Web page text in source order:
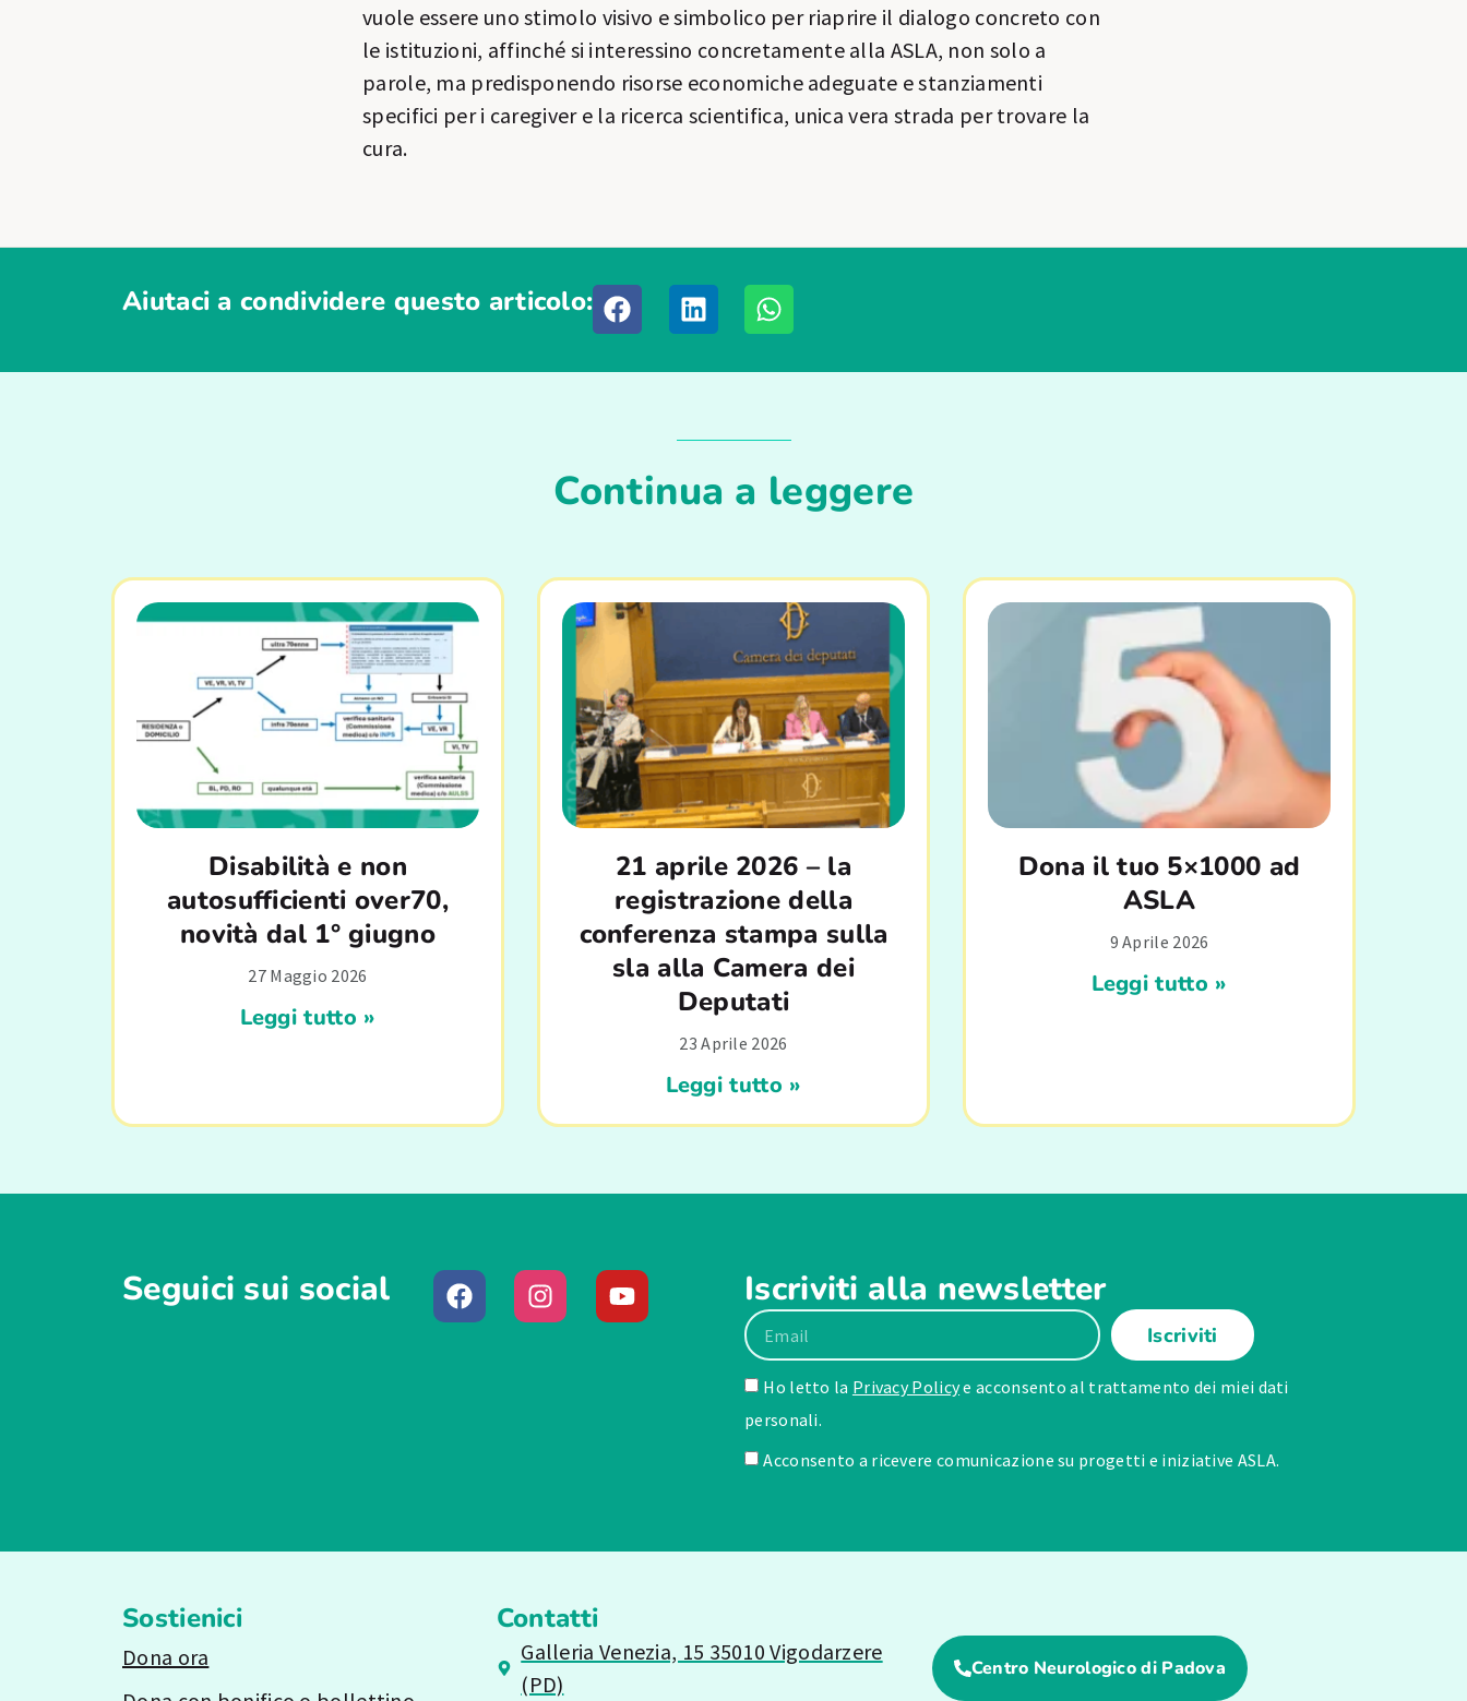
vuole essere uno stimolo visivo e simbolico per riaprire il dialogo concreto con
le istituzioni, affinché si interessino concretamente alla ASLA, non solo a
parole, ma predisponendo risorse economiche adeguate e stanziamenti
specifici per i caregiver e la ricerca scientifica, unica vera strada per trovare la
cura.
Aiutaci a condividere questo articolo:
Continua a leggere
Disabilità e non
autosufficienti over70,
novità dal 1° giugno
27 Maggio 2026
Leggi tutto »
21 aprile 2026 – la
registrazione della
conferenza stampa sulla
sla alla Camera dei
Deputati
23 Aprile 2026
Leggi tutto »
Dona il tuo 5×1000 ad
ASLA
9 Aprile 2026
Leggi tutto »
Seguici sui social Iscriviti alla newsletter
Ho letto la Privacy Policye acconsento al trattamento dei miei dati
personali.
Acconsento a ricevere comunicazione su progetti e iniziative ASLA.
Iscriviti
Sostienici
Dona ora
Contatti
Galleria Venezia, 15 35010 Vigodarzere
(PD)
Centro Neurologico di Padova